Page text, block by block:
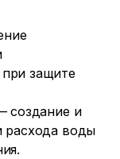
защите
создание и
расхода воды